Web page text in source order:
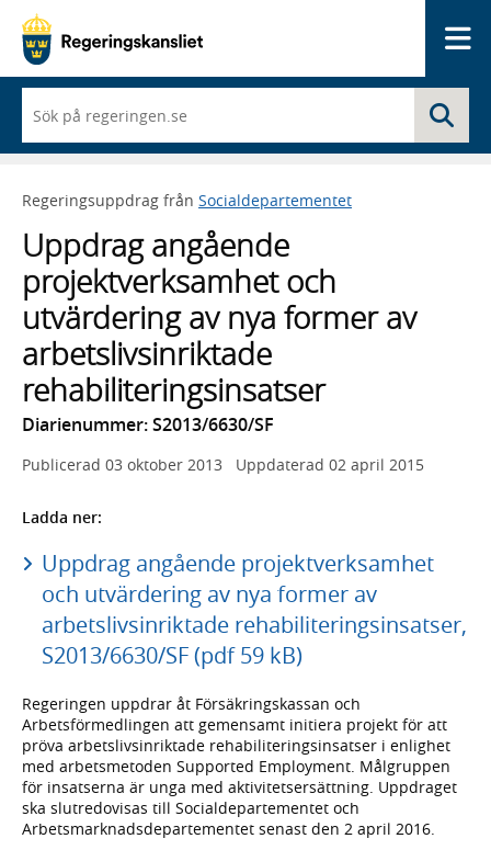
du
börjar
skriva
framträder
lista
med
sökförslag
Regeringsuppdrag från Socialdepartementet
Uppdrag angående
projektverksamhet och
utvärdering av nya former av
arbetslivsinriktade
rehabiliteringsinsatser
Diarienummer: S2013/6630/SF
Publicerad 03 oktober 2013 Uppdaterad 02 april 2015
Ladda ner:
Uppdrag angående projektverksamhet
och utvärdering av nya former av
arbetslivsinriktade rehabiliteringsinsatser,
S2013/6630/SF (pdf 59 kB)
Regeringen uppdrar åt Försäkringskassan och
Arbetsförmedlingen att gemensamt initiera projekt för att
pröva arbetslivsinriktade rehabiliteringsinsatser i enlighet
med arbetsmetoden Supported Employment. Målgruppen
för insatserna är unga med aktivitetsersättning. Uppdraget
ska slutredovisas till Socialdepartementet och
Arbetsmarknadsdepartementet senast den 2 april 2016.